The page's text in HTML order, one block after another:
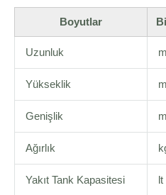
Boyutlar
Uzunluk
Yükseklik
Genişlik
Ağırlık
Yakıt Tank Kapasitesi lt